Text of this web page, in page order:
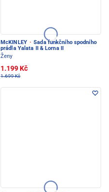
McKINLEY · Sada funkčního spodního
prádla Yalata II & Lorna II
Ženy
1.199 Kč
1.699 Kč